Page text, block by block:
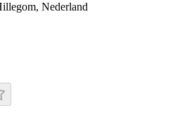
Nederland